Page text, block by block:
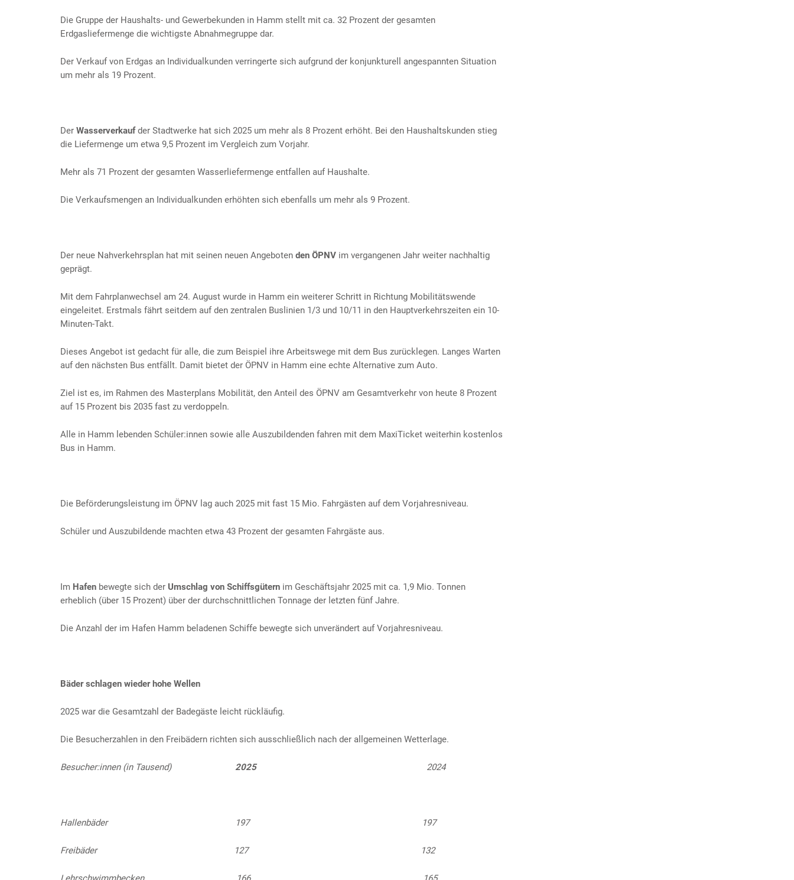
Die Gruppe der Haushalts- und Gewerbekunden in Hamm stellt mit ca. 32 Prozent der gesamten
Erdgasliefermenge die wichtigste Abnahmegruppe dar.
Der Verkauf von Erdgas an Individualkunden verringerte sich aufgrund der konjunkturell angespannten Situation
um mehr als 19 Prozent.
Der Wasserverkaufder Stadtwerke hat sich 2025 um mehr als 8 Prozent erhöht. Bei den Haushaltskunden stieg
die Liefermenge um etwa 9,5 Prozent im Vergleich zum Vorjahr.
Mehr als 71 Prozent der gesamten Wasserliefermenge entfallen auf Haushalte.
Die Verkaufsmengen an Individualkunden erhöhten sich ebenfalls um mehr als 9 Prozent.
Der neue Nahverkehrsplan hat mit seinen neuen Angeboten den ÖPNV im vergangenen Jahr weiter nachhaltig
geprägt.
Mit dem Fahrplanwechsel am 24. August wurde in Hamm ein weiterer Schritt in Richtung Mobilitätswende
eingeleitet. Erstmals fährt seitdem auf den zentralen Buslinien 1/3 und 10/11 in den Hauptverkehrszeiten ein 10-
Minuten-Takt.
Dieses Angebot ist gedacht für alle, die zum Beispiel ihre Arbeitswege mit dem Bus zurücklegen. Langes Warten
auf den nächsten Bus entfällt. Damit bietet der ÖPNV in Hamm eine echte Alternative zum Auto.
Ziel ist es, im Rahmen des Masterplans Mobilität, den Anteil des ÖPNV am Gesamtverkehr von heute 8 Prozent
auf 15 Prozent bis 2035 fast zu verdoppeln.
Alle in Hamm lebenden Schüler:innen sowie alle Auszubildenden fahren mit dem MaxiTicket weiterhin kostenlos
Bus in Hamm.
Die Beförderungsleistung im ÖPNV lag auch 2025 mit fast 15 Mio. Fahrgästen auf dem Vorjahresniveau.
Schüler und Auszubildende machten etwa 43 Prozent der gesamten Fahrgäste aus.
Im Hafen bewegte sich der Umschlag von Schiffsgütern im Geschäftsjahr 2025 mit ca. 1,9 Mio. Tonnen
erheblich (über 15 Prozent) über der durchschnittlichen Tonnage der letzten fünf Jahre.
Die Anzahl der im Hafen Hamm beladenen Schiffe bewegte sich unverändert auf Vorjahresniveau.
Bäder schlagen wieder hohe Wellen
2025 war die Gesamtzahl der Badegäste leicht rückläufig.
Die Besucherzahlen in den Freibädern richten sich ausschließlich nach der allgemeinen Wetterlage.
Besucher:innen (in Tausend) 2025 2024
Hallenbäder 197 197
Freibäder 127 132